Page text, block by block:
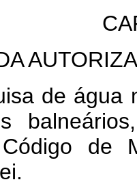
de
de